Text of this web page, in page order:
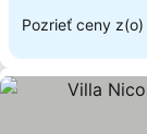
Pozrieť ceny z(o)